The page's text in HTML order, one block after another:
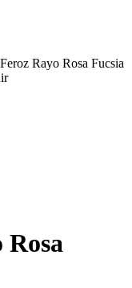
Rayo Rosa Fucsia